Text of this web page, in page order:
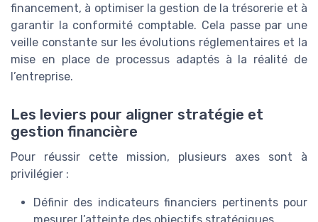
financement, à optimiser la gestion de la trésorerie et à
garantir la conformité comptable. Cela passe par une
veille constante sur les évolutions réglementaires et la
mise en place de processus adaptés à la réalité de
l’entreprise.
Les leviers pour aligner stratégie et
gestion financière
Pour réussir cette mission, plusieurs axes sont à
privilégier :
Définir des indicateurs financiers pertinents pour